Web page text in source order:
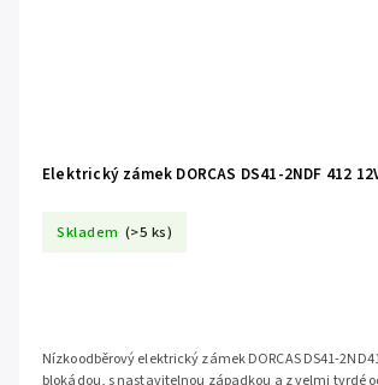
Elektrický zámek DORCAS DS41-2NDF 412
Skladem (>5 ks)
Nízkoodběrový elektrický zámek DORCAS DS41-